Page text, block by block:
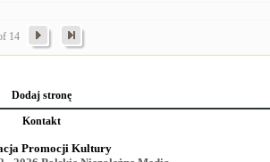
14
Dodaj stronę
Kontakt
Promocji Kultury